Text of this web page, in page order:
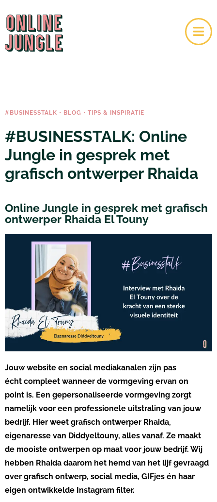
#BUSINESSTALK • BLOG • TIPS & INSPIRATIE
#BUSINESSTALK: Online
Jungle in gesprek met
grafisch ontwerper Rhaida
Online Jungle in gesprek met grafisch
ontwerper Rhaida El Touny
Jouwwebsite en social mediakanalen zijn pas
écht compleet wanneer de vormgeving ervan on
point is. Een gepersonaliseerde vormgeving zorgt
namelijk voor een professionele uitstraling van jouw
bedrijf. Hier weet grafisch ontwerper Rhaida,
eigenaresse van Diddyeltouny, alles vanaf. Ze maakt
de mooiste ontwerpen op maat voor jouw bedrijf. Wij
hebben Rhaida daarom het hemd van het lijf gevraagd
over grafisch ontwerp, social media, GIFjes én haar
eigen ontwikkelde Instagram filter.